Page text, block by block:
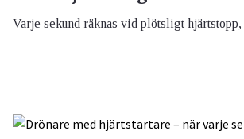
Varje sekund räknas vid plötsligt hjärtstopp,